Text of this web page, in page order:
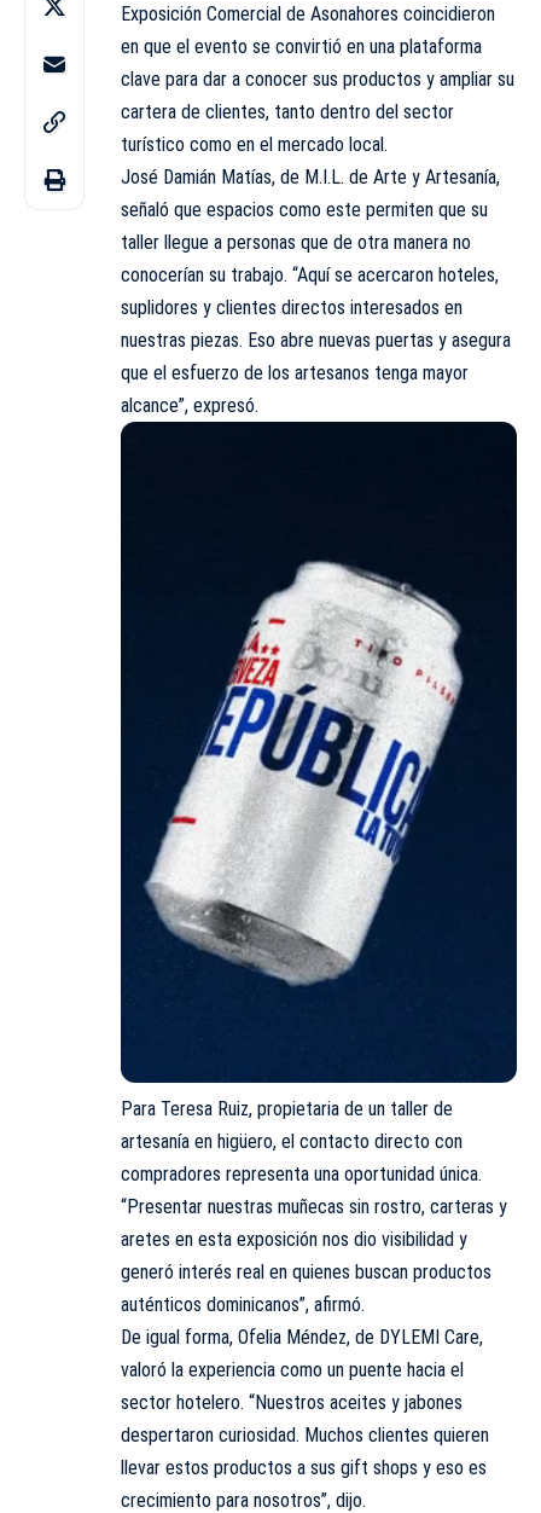
Exposición Comercial de Asonahores coincidieron
en que el evento se convirtió en una plataforma
clave para dar a conocer sus productos y ampliar su
cartera de clientes, tanto dentro del sector
turístico como en el mercado local.
José Damián Matías, de M.I.L. de Arte y Artesanía,
señaló que espacios como este permiten que su
taller llegue a personas que de otra manera no
conocerían su trabajo. “Aquí se acercaron hoteles,
suplidores y clientes directos interesados en
nuestras piezas. Eso abre nuevas puertas y asegura
que el esfuerzo de los artesanos tenga mayor
alcance”, expresó.
Para Teresa Ruiz, propietaria de un taller de
artesanía en higüero, el contacto directo con
compradores representa una oportunidad única.
“Presentar nuestras muñecas sin rostro, carteras y
aretes en esta exposición nos dio visibilidad y
generó interés real en quienes buscan productos
auténticos dominicanos”, afirmó.
De igual forma, Ofelia Méndez, de DYLEMI Care,
valoró la experiencia como un puente hacia el
sector hotelero. “Nuestros aceites y jabones
despertaron curiosidad. Muchos clientes quieren
llevar estos productos a sus gift shops y eso es
crecimiento para nosotros”, dijo.